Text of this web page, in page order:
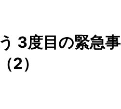
3度目の緊急事
2）